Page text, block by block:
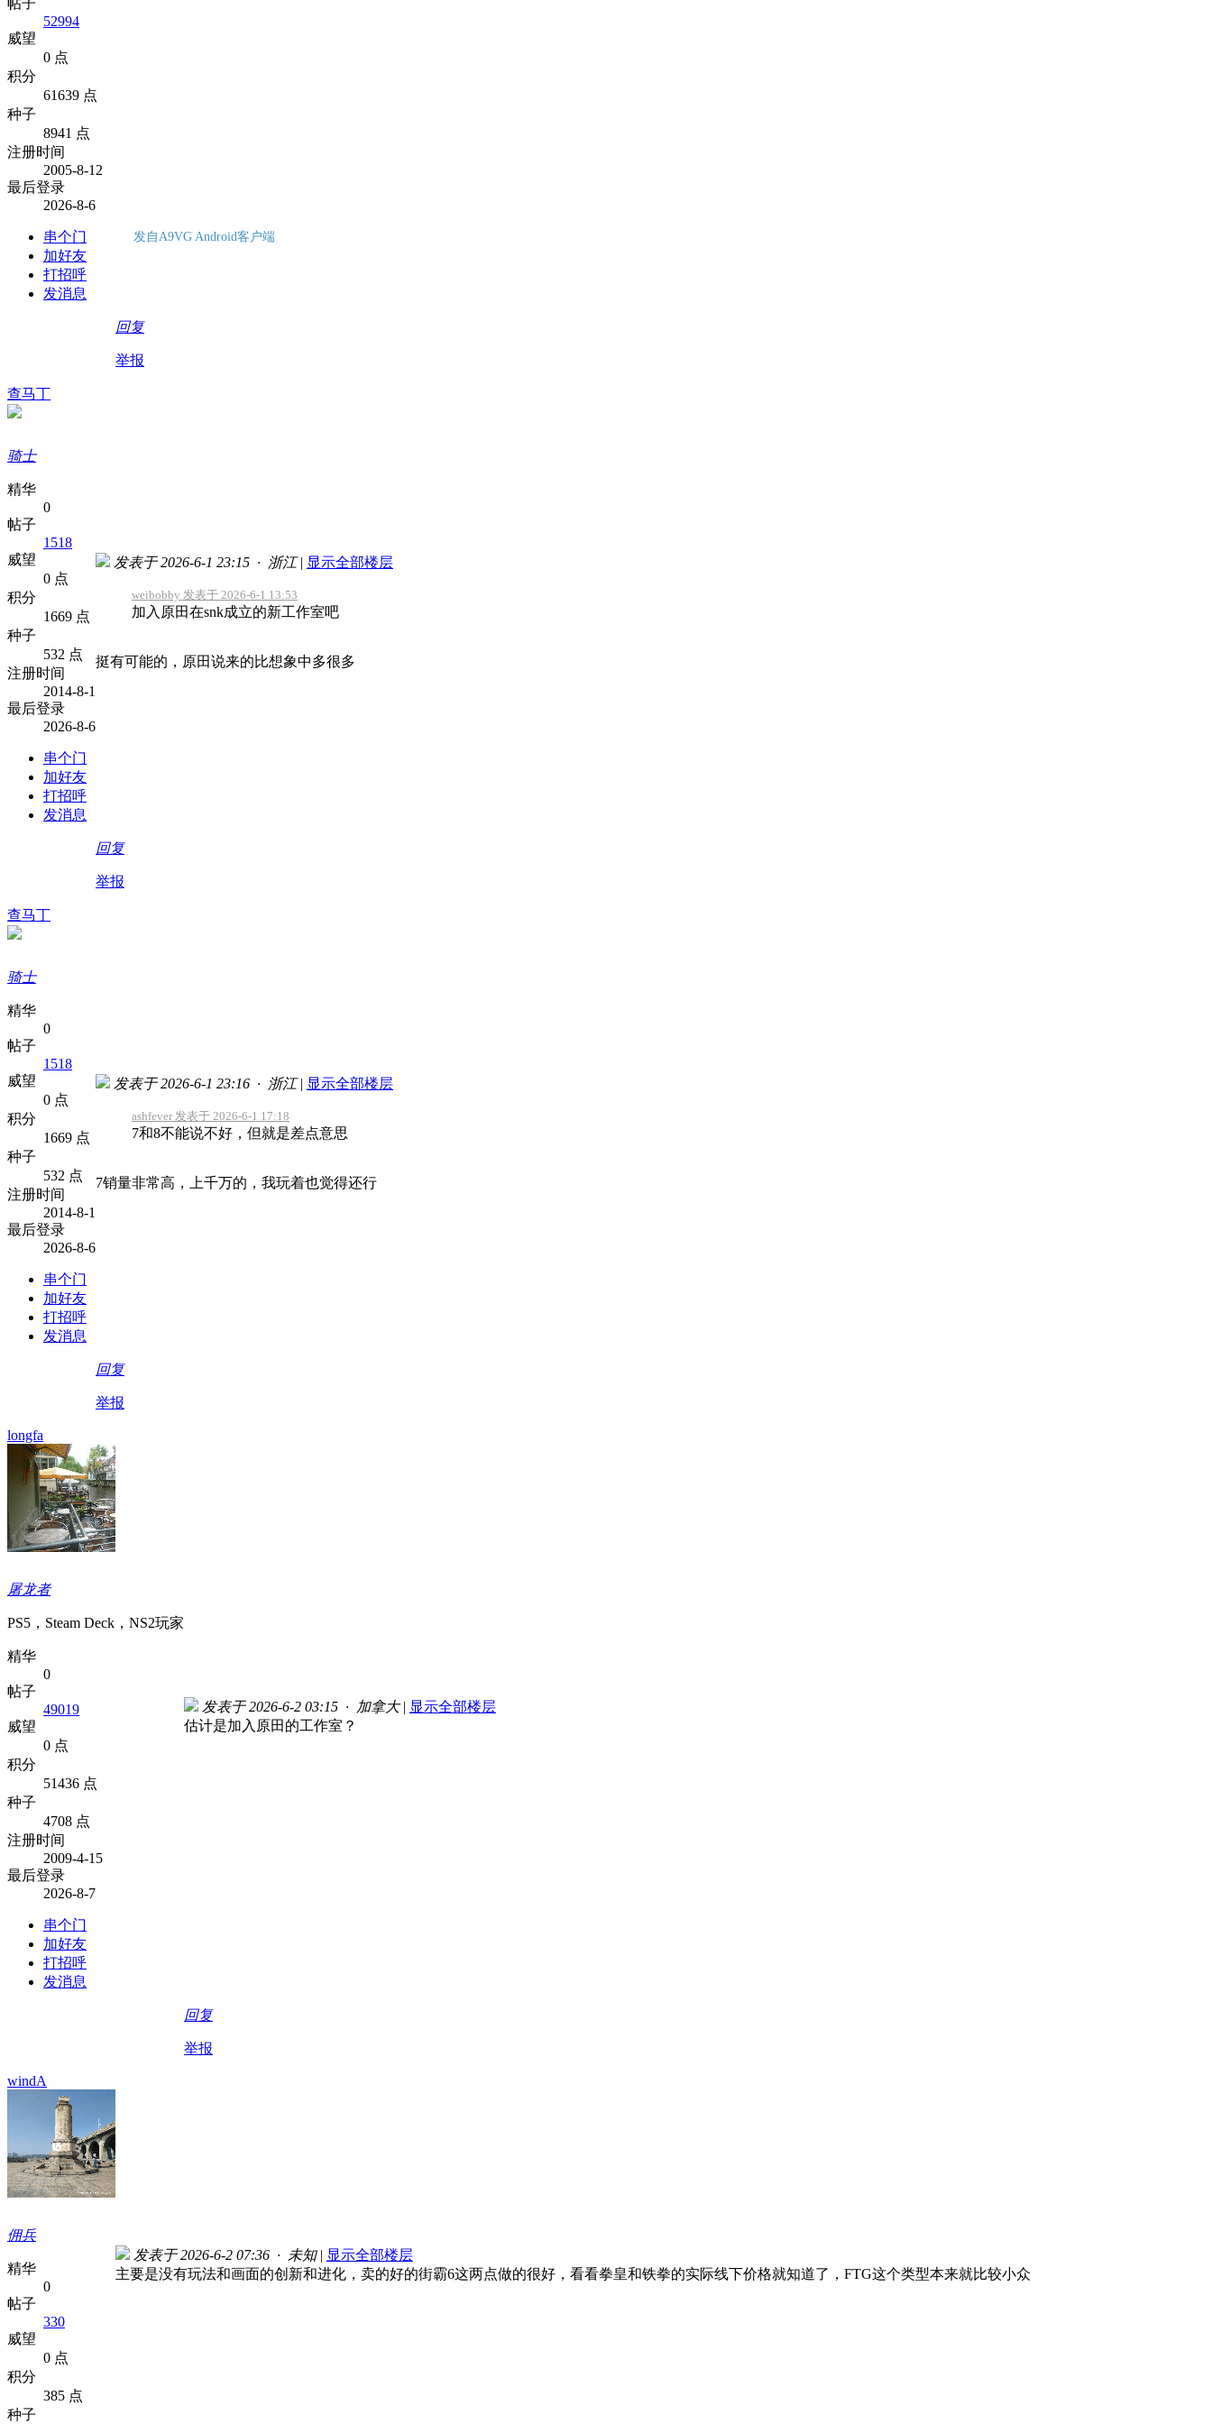
52994
威望
0 点
积分
61639 点
种子
8941 点
注册时间
2005-8-12
最后登录
2026-8-6
串个门
加好友
打招呼
发消息
发自A9VG Android客户端
回复
举报
查马丁
骑士
精华
0
帖子
1518
威望
0 点
积分
1669 点
种子
532 点
注册时间
2014-8-1
最后登录
2026-8-6
串个门
加好友
打招呼
发消息
发表于 2026-6-1 23:15 · 浙江 | 显示全部楼层
weibobby 发表于 2026-6-1 13:53
加入原田在snk成立的新工作室吧
挺有可能的，原田说来的比想象中多很多
回复
举报
查马丁
骑士
精华
0
帖子
1518
威望
0 点
积分
1669 点
种子
532 点
注册时间
2014-8-1
最后登录
2026-8-6
串个门
加好友
打招呼
发消息
发表于 2026-6-1 23:16 · 浙江 | 显示全部楼层
ashfever 发表于 2026-6-1 17:18
7和8不能说不好，但就是差点意思
7销量非常高，上千万的，我玩着也觉得还行
回复
举报
longfa
屠龙者
PS5，Steam Deck，NS2玩家
精华
0
帖子
49019
威望
0 点
积分
51436 点
种子
4708 点
注册时间
2009-4-15
最后登录
2026-8-7
串个门
加好友
打招呼
发消息
发表于 2026-6-2 03:15 · 加拿大 | 显示全部楼层
估计是加入原田的工作室？
回复
举报
windA
佣兵
精华
0
帖子
330
威望
0 点
积分
385 点
种子
发表于 2026-6-2 07:36 · 未知 | 显示全部楼层
主要是没有玩法和画面的创新和进化，卖的好的街霸6这两点做的很好，看看拳皇和铁拳的实际线下价格就知道了，FTG这个类型本来就比较小众